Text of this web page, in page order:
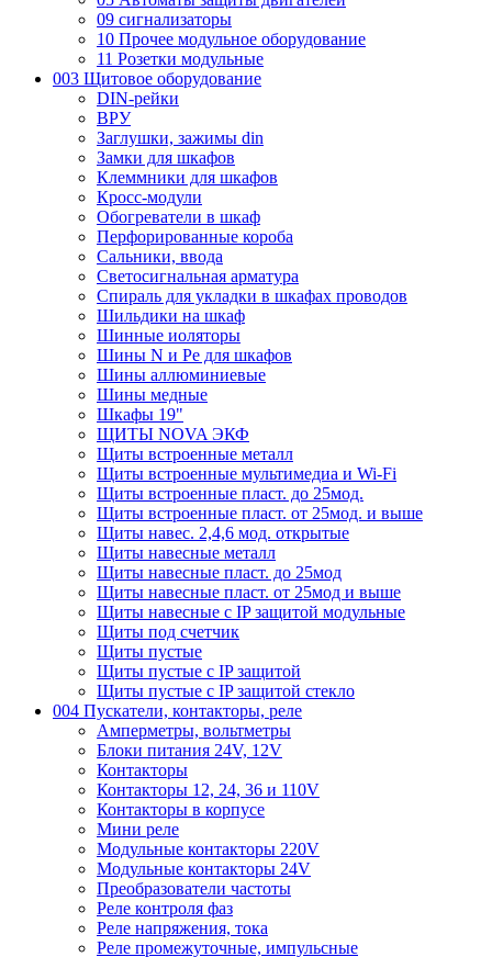
09 сигнализаторы
10 Прочее модульное оборудование
11 Розетки модульные
003 Щитовое оборудование
DIN-рейки
ВРУ
Заглушки, зажимы din
Замки для шкафов
Клеммники для шкафов
Кросс-модули
Обогреватели в шкаф
Перфорированные короба
Сальники, ввода
Светосигнальная арматура
Спираль для укладки в шкафах проводов
Шильдики на шкаф
Шинные иоляторы
Шины N и Pe для шкафов
Шины аллюминиевые
Шины медные
Шкафы 19"
ЩИТЫ NOVA ЭКФ
Щиты встроенные металл
Щиты встроенные мультимедиа и Wi-Fi
Щиты встроенные пласт. до 25мод.
Щиты встроенные пласт. от 25мод. и выше
Щиты навес. 2,4,6 мод. открытые
Щиты навесные металл
Щиты навесные пласт. до 25мод
Щиты навесные пласт. от 25мод и выше
Щиты навесные с IP защитой модульные
Щиты под счетчик
Щиты пустые
Щиты пустые с IP защитой
Щиты пустые с IP защитой стекло
004 Пускатели, контакторы, реле
Амперметры, вольтметры
Блоки питания 24V, 12V
Контакторы
Контакторы 12, 24, 36 и 110V
Контакторы в корпусе
Мини реле
Модульные контакторы 220V
Модульные контакторы 24V
Преобразователи частоты
Реле контроля фаз
Реле напряжения, тока
Реле промежуточные, импульсные